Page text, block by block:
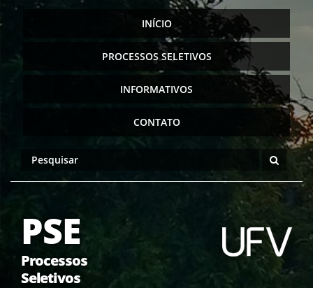
INÍCIO
PROCESSOS SELETIVOS
INFORMATIVOS
CONTATO
PSE
Processos
Seletivos